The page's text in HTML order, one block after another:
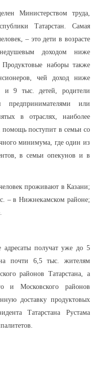
Министерством труда,
Татарстан. Самая
– это дети в возрасте
доходом ниже
наборы также
чей доход ниже
и 9 тыс. детей, родители
предпринимателями или
в отраслях, наиболее
поступит в семьи со
минимума, где один из
в семьи опекунов и в
проживают в Казани;
– в Нижнекамском районе;
получат уже до 5
почти 6,5 тыс. жителям
районов Татарстана, а
и Московского районов
доставку продуктовых
Татарстана Рустама